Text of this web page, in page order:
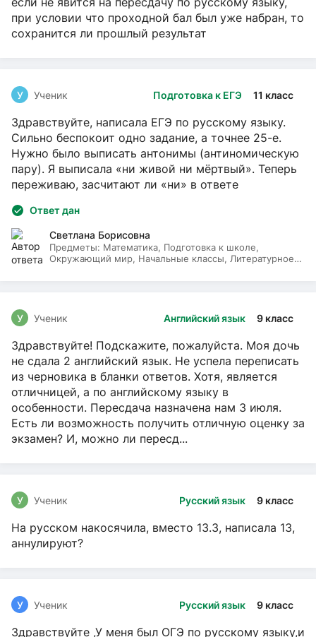
при условии что проходной бал был уже набран, то
сохранится ли прошлый результат
Подготовка к ЕГЭ 11 класс
У Ученик
Здравствуйте, написала ЕГЭ по русскому языку.
Сильно беспокоит одно задание, а точнее 25-е.
Нужно было выписать антонимы (антиномическую
пару). Я выписала «ни живой ни мёртвый». Теперь
переживаю, засчитают ли «ни» в ответе
Ответ дан
Светлана Борисовна
Предметы: Математика, Подготовка к школе,
Окружающий мир, Начальные классы, Литературное
Английский язык 9 класс
У Ученик
Здравствуйте! Подскажите, пожалуйста. Моя дочь
не сдала 2 английский язык. Не успела переписать
из черновика в бланки ответов. Хотя, является
отличницей, а по английскому языку в
особенности. Пересдача назначена нам 3 июля.
Есть ли возможность получить отличную оценку за
экзамен? И, можно ли пересд...
Русский язык 9 класс
У Ученик
На русском накосячила, вместо 13.3, написала 13,
аннулируют?
Русский язык 9 класс
У Ученик
Здравствуйте ,У меня был ОГЭ по русскому языку,и